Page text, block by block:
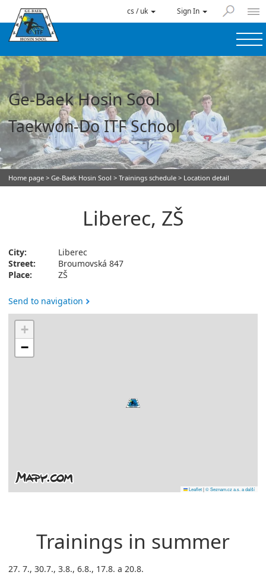
cs / uk Sign In
Ge-Baek Hosin Sool
Taekwon-Do ITF School
Home page > Ge-Baek Hosin Sool > Trainings schedule > Location detail
Liberec, ZŠ
City:
Liberec
Street:
Broumovská 847
Place:
ZŠ
Send to navigation
+
−
Leaflet|© Seznam.cz a.s. a další
Trainings in summer
27. 7., 30.7., 3.8., 6.8., 17.8. a 20.8.